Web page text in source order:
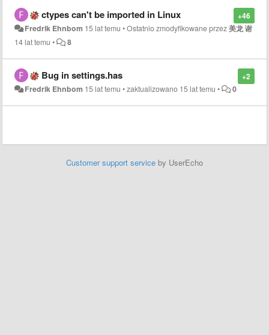
+46
ctypes can't be imported in Linux
Fredrik Ehnbom 15 lat temu •Ostatnio zmodyfikowane przez美龙 谢
14 lat temu • 8
+2
Bug in settings.has
Fredrik Ehnbom 15 lat temu •zaktualizowano 15 lat temu • 0
Customer support service by UserEcho